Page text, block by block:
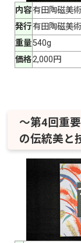
内容有田陶磁美
発行有田陶磁美
重量540g
価格2,000円
〜第4回重
の伝統美と